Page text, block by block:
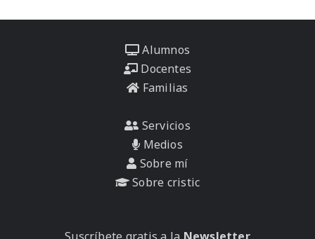
Alumnos
Docentes
Familias
Servicios
Medios
Sobre mí
Sobre cristic